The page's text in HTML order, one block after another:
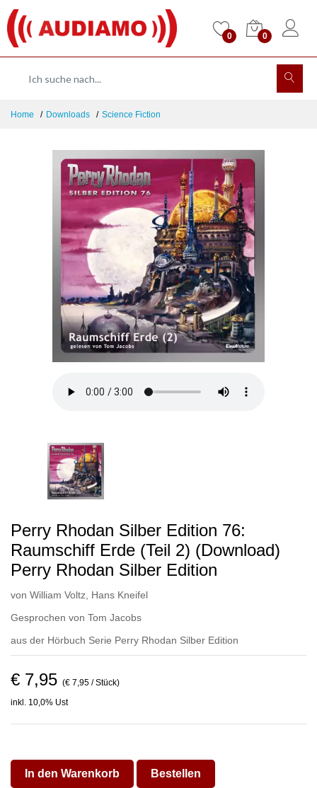
0 0
Home Downloads Science Fiction
Perry Rhodan Silber Edition 76:
Raumschiff Erde (Teil 2) (Download)
Perry Rhodan Silber Edition
von William Voltz Hans Kneifel
Gesprochen von Tom Jacobs
aus der Hörbuch Serie Perry Rhodan Silber Edition
€ 7,95 (€ 7,95 / Stück)
inkl. 10,0% Ust
In den Warenkorb Bestellen